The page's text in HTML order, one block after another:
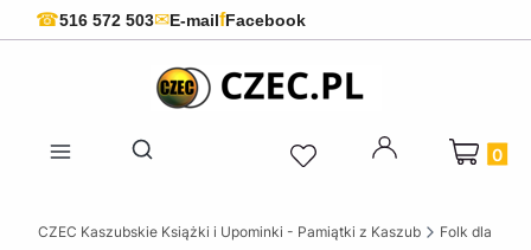
☎516 572 503✉E-mailfFacebook
Otwórz wyszukiwarkę
Produkty
CZEC Kaszubskie Książki i Upominki - Pamiątki z Kaszub Folk dla